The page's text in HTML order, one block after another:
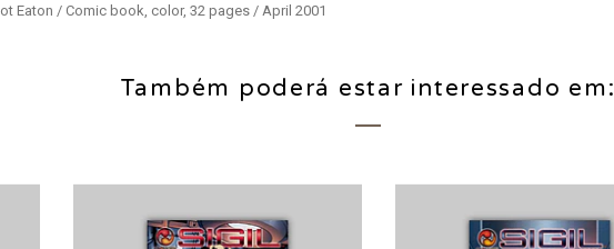
Eaton / Comic book, color, 32 pages / April 2001
Também poderá estar interessado em: